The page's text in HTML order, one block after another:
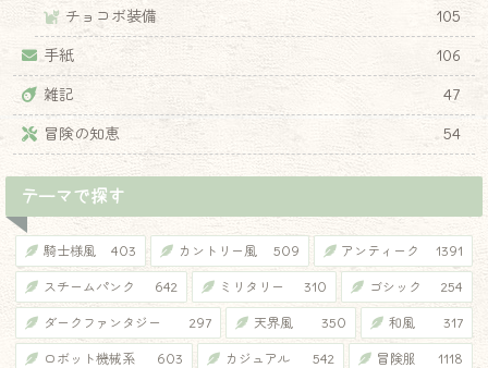
チョコボ装備
105
手紙
106
雑記
47
冒険の知恵
54
テーマで探す
騎士様風 403 カントリー風 509 アンティーク 1391
スチームパンク 642 ミリタリー 310 ゴシック 254
ダークファンタジー 297 天界風 350 和風 317
ロボット機械系 603 カジュアル 542 冒険服 1118